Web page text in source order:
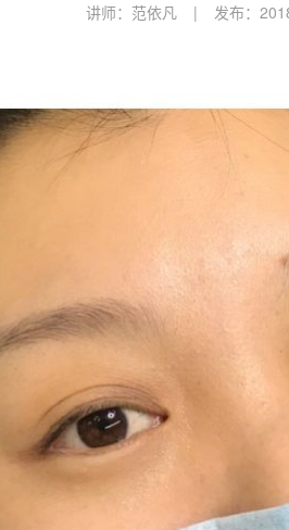
讲师：范依凡 发布：